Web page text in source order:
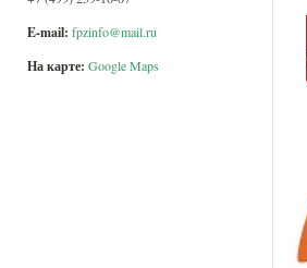
E-mail: fpzinfo@mail.ru
На карте: Google Maps